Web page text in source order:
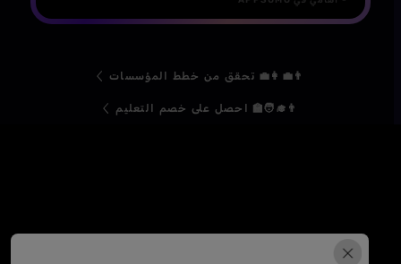
👨‍💼👩‍💼 تحقق من خطط المؤسسات
👨‍🎓🧑‍🏫 احصل على خصم التعليم